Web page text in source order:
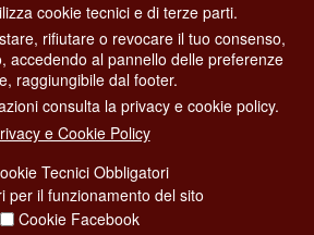
Eventi, Sport, Turismo e Moda.
51
CENTER TEL. 06 06 08
LA REDAZIONE
cookie tecnici e di terze parti.
rifiutare o revocare il tuo consenso,
accedendo al pannello delle preferenze
raggiungibile dal footer.
consulta la privacy e cookie policy.
e Cookie Policy
Tecnici Obbligatori
per il funzionamento del sito
Cookie Facebook